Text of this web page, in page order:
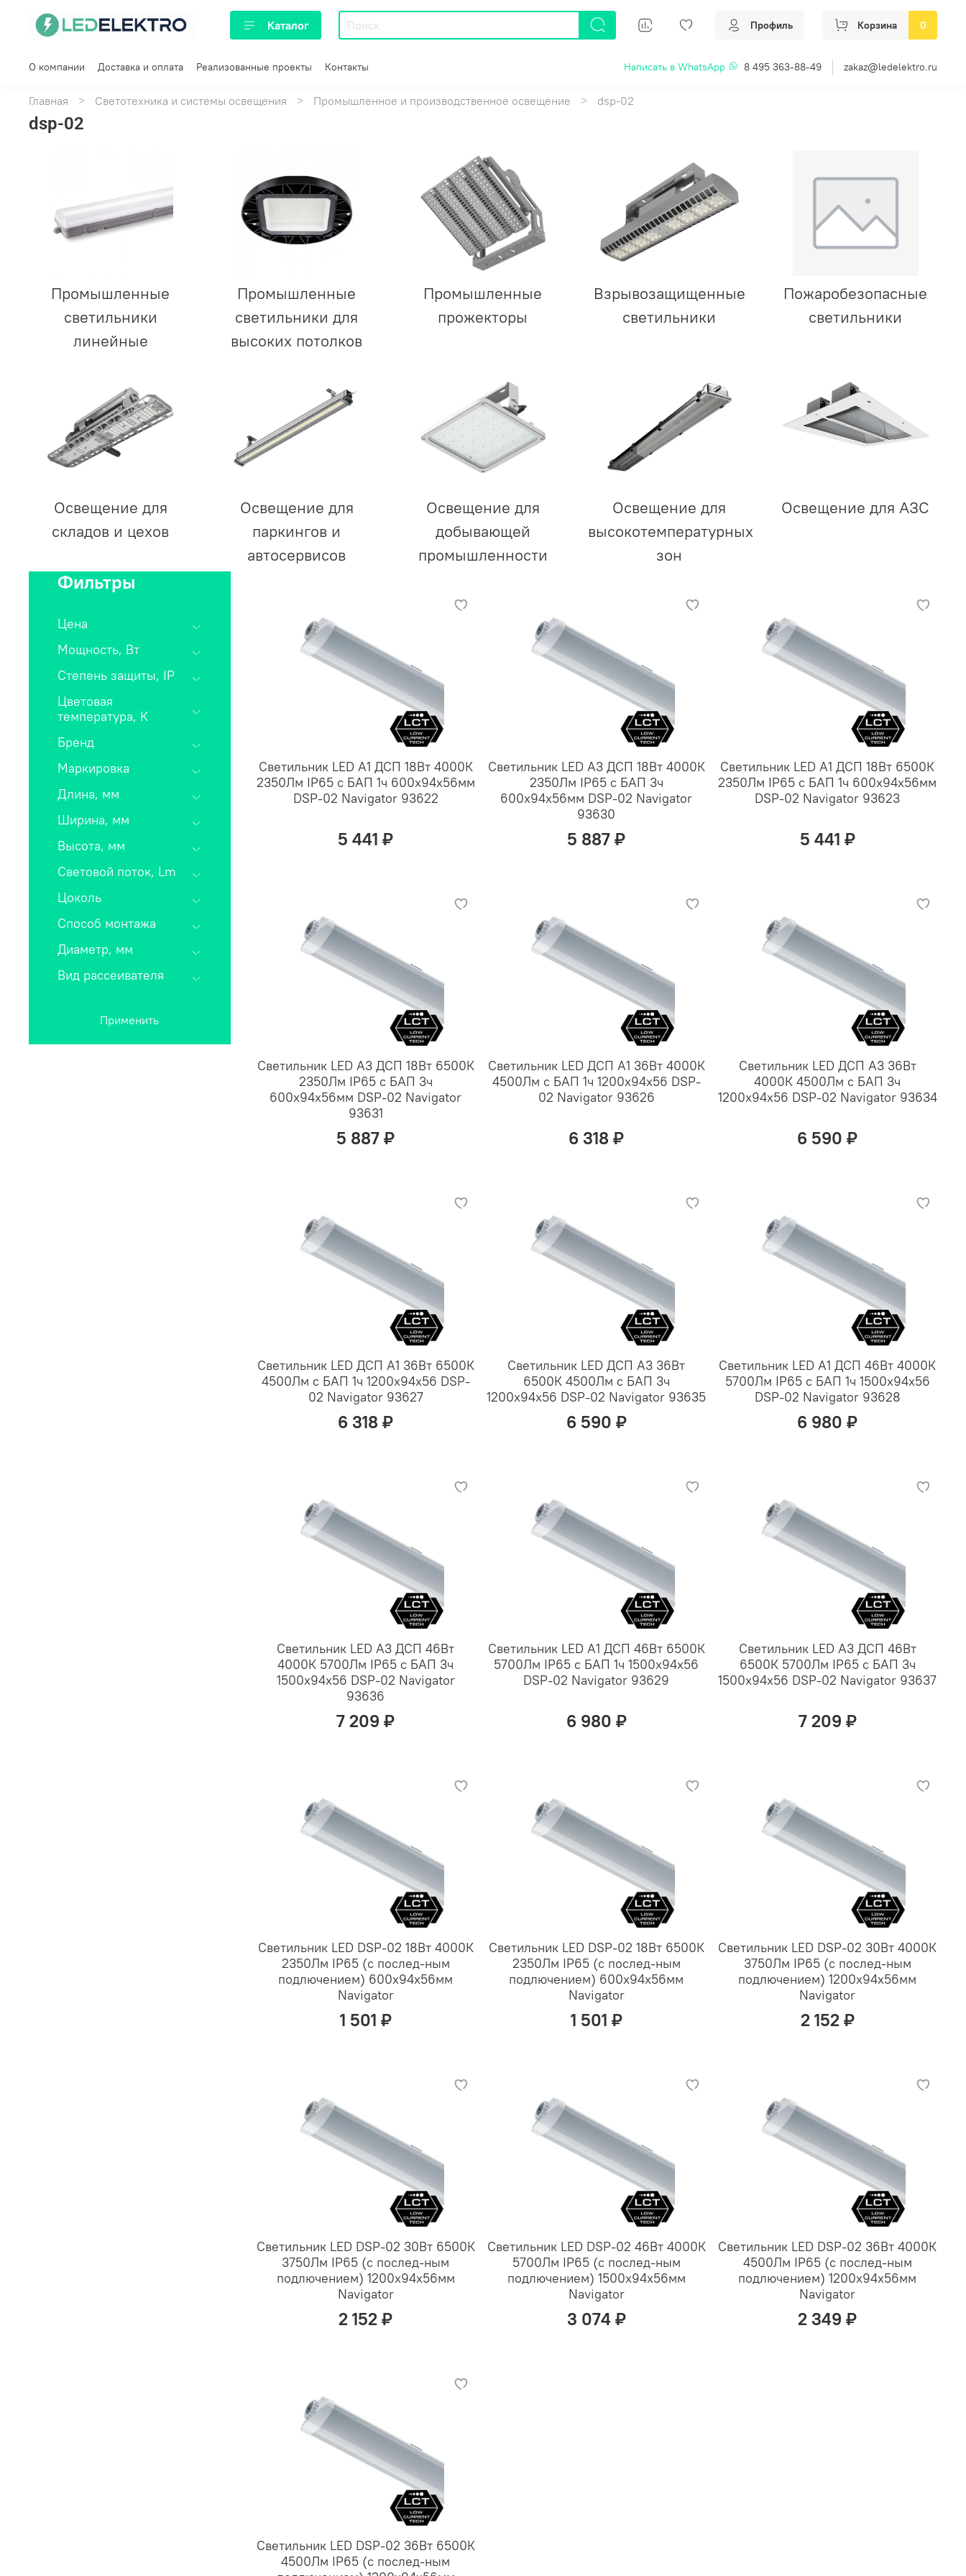
Каталог Профиль Корзина 0
О компании Доставка и оплата Реализованные проекты Контакты Написать в WhatsApp 8 495 363-88-49 zakaz@ledelektro.ru
Главная Светотехника и системы освещения Промышленное и производственное освещение dsp-02
dsp-02
Промышленные
светильники
линейные
Промышленные
светильники для
высоких потолков
Промышленные
прожекторы
Взрывозащищенные
светильники
Пожаробезопасные
светильники
Освещение для
складов и цехов
Освещение для
паркингов и
автосервисов
Освещение для
добывающей
промышленности
Освещение для
высокотемпературных
зон
Освещение для АЗС
Светильник LED А1 ДСП 18Вт 4000К
2350Лм IP65 с БАП 1ч 600х94х56мм
DSP-02 Navigator 93622
5 441 ₽
Светильник LED А3 ДСП 18Вт 4000К
2350Лм IP65 с БАП 3ч
600х94х56мм DSP-02 Navigator
93630
5 887 ₽
Светильник LED А1 ДСП 18Вт 6500К
2350Лм IP65 с БАП 1ч 600х94х56мм
DSP-02 Navigator 93623
5 441 ₽
Светильник LED А3 ДСП 18Вт 6500К
2350Лм IP65 с БАП 3ч
600х94х56мм DSP-02 Navigator
93631
5 887 ₽
Светильник LED ДСП А1 36Вт 4000К
4500Лм с БАП 1ч 1200х94х56 DSP-
02 Navigator 93626
6 318 ₽
Светильник LED ДСП А3 36Вт
4000К 4500Лм с БАП 3ч
1200х94х56 DSP-02 Navigator 93634
6 590 ₽
Светильник LED ДСП А1 36Вт 6500К
4500Лм с БАП 1ч 1200х94х56 DSP-
02 Navigator 93627
6 318 ₽
Светильник LED ДСП А3 36Вт
6500К 4500Лм с БАП 3ч
1200х94х56 DSP-02 Navigator 93635
6 590 ₽
Светильник LED А1 ДСП 46Вт 4000К
5700Лм IP65 с БАП 1ч 1500х94х56
DSP-02 Navigator 93628
6 980 ₽
Светильник LED А3 ДСП 46Вт
4000К 5700Лм IP65 с БАП 3ч
1500х94х56 DSP-02 Navigator
93636
7 209 ₽
Светильник LED А1 ДСП 46Вт 6500К
5700Лм IP65 с БАП 1ч 1500х94х56
DSP-02 Navigator 93629
6 980 ₽
Светильник LED А3 ДСП 46Вт
6500К 5700Лм IP65 с БАП 3ч
1500х94х56 DSP-02 Navigator 93637
7 209 ₽
Светильник LED DSP-02 18Вт 4000К
2350Лм IP65 (с послед-ным
подлючением) 600х94х56мм
Navigator
1 501 ₽
Светильник LED DSP-02 18Вт 6500К
2350Лм IP65 (с послед-ным
подлючением) 600х94х56мм
Navigator
1 501 ₽
Светильник LED DSP-02 30Вт 4000К
3750Лм IP65 (с послед-ным
подлючением) 1200х94х56мм
Navigator
2 152 ₽
Светильник LED DSP-02 30Вт 6500К
3750Лм IP65 (с послед-ным
подлючением) 1200х94х56мм
Navigator
2 152 ₽
Светильник LED DSP-02 46Вт 4000К
5700Лм IP65 (с послед-ным
подлючением) 1500х94х56мм
Navigator
3 074 ₽
Светильник LED DSP-02 36Вт 4000К
4500Лм IP65 (с послед-ным
подлючением) 1200х94х56мм
Navigator
2 349 ₽
Светильник LED DSP-02 36Вт 6500К
4500Лм IP65 (с послед-ным
Фильтры
Цена
Мощность, Вт
Степень защиты, IP
Цветовая
температура, К
Бренд
Маркировка
Длина, мм
Ширина, мм
Высота, мм
Световой поток, Lm
Цоколь
Способ монтажа
Диаметр, мм
Вид рассеивателя
Применить